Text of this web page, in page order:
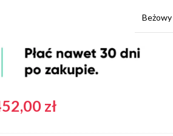
Beżowy
zł